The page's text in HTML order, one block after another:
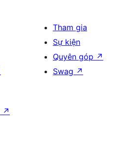
Tham gia
Sự kiện
Quyên góp ↗
Swag ↗
↗